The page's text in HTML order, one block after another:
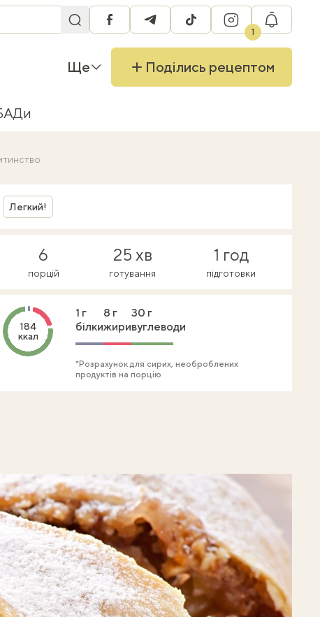
facebooktelegramtiktok instagram
1
Ще Поділись рецептом
Легкий!
6
порцій
25 хв
готування
1 год
підготовки
184
ккал
1 г
білки
8 г
жири
30 г
вуглеводи
*Розрахунок для сирих, необроблених
продуктів на порцію